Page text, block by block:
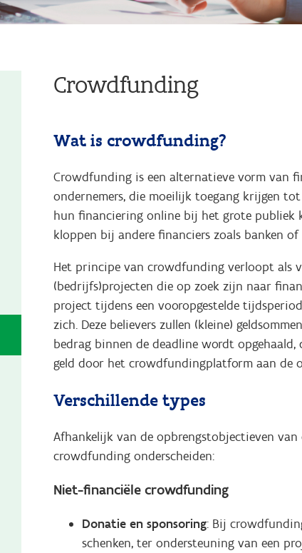
Crowdfunding
Wat is crowdfunding?
Crowdfunding is een alternatieve vorm van
ondernemers, die moeilijk toegang krijgen
hun financiering online bij het grote publiek
kloppen bij andere financiers zoals banken of
Het principe van crowdfunding verloopt als
(bedrijfs)projecten die op zoek zijn naar
project tijdens een vooropgestelde
zich. Deze believers zullen (kleine)
bedrag binnen de deadline wordt
geld door het crowdfundingplatform aan de
Verschillende types
Afhankelijk van de opbrengstobjectieven
crowdfunding onderscheiden:
Niet-financiële crowdfunding
Donatie en sponsoring: Bij
schenken, ter ondersteuning van een